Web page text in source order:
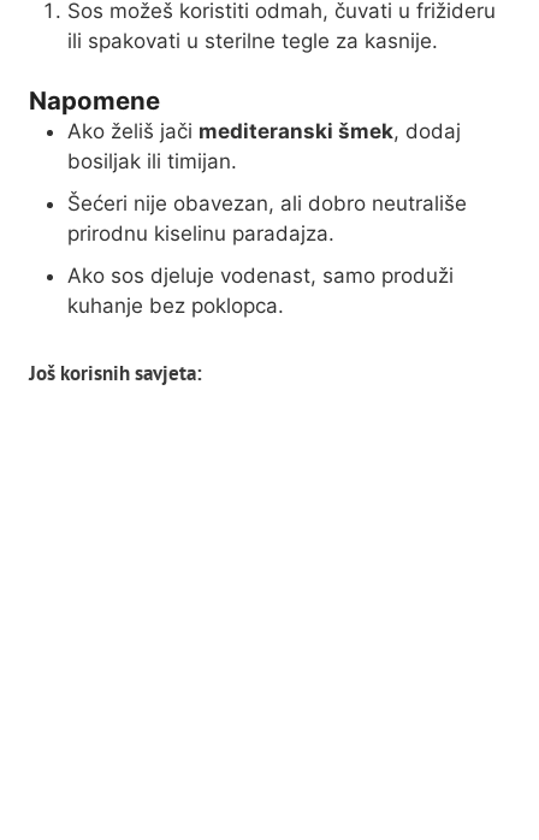
Sos možeš koristiti odmah, čuvati u frižideru
ili spakovati u sterilne tegle za kasnije.
Napomene
Ako želiš jači mediteranski šmek, dodaj
bosiljak ili timijan.
Šećeri nije obavezan, ali dobro neutrališe
prirodnu kiselinu paradajza.
Ako sos djeluje vodenast, samo produži
kuhanje bez poklopca.
Još korisnih savjeta: